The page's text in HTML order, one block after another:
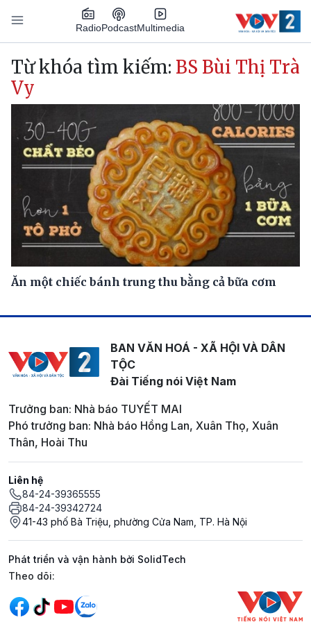
Nhảy đến nội dung
RadioPodcastMultimedia
Main navigation
Từ khóa tìm kiếm: BS Bùi Thị Trà
Vy
Ăn một chiếc bánh trung thu bằng cả bữa cơm
BAN VĂN HOÁ - XÃ HỘI VÀ DÂN
TỘC
Đài Tiếng nói Việt Nam
Trưởng ban: Nhà báo TUYẾT MAI
Phó trưởng ban: Nhà báo Hồng Lan, Xuân Thọ, Xuân
Thân, Hoài Thu
Liên hệ
84-24-39365555
84-24-39342724
41-43 phố Bà Triệu, phường Cửa Nam, TP. Hà Nội
Phát triển và vận hành bởi SolidTech
Mạng xã hội
Theo dõi: